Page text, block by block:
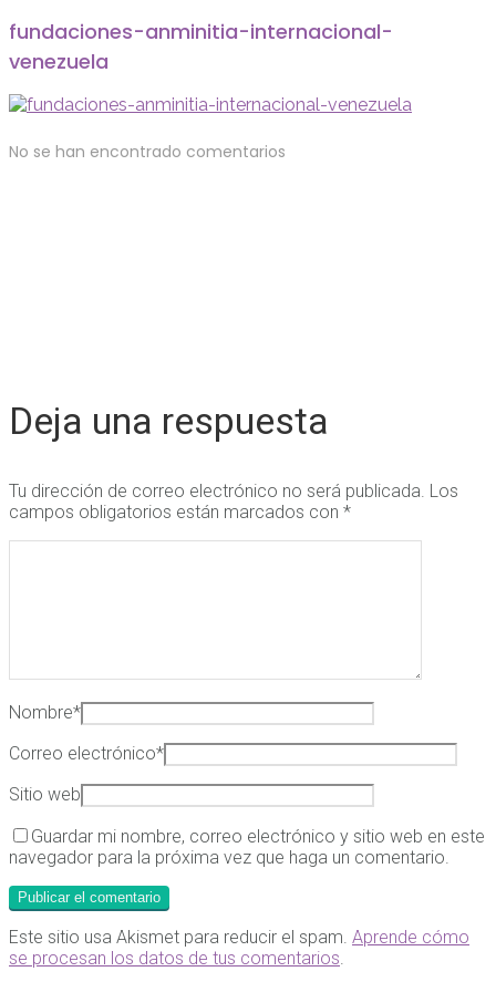
fundaciones-anminitia-internacional-
venezuela
No se han encontrado comentarios
Deja una respuesta
Tu dirección de correo electrónico no será publicada. Los
campos obligatorios están marcados con *
Nombre*
Correo electrónico*
Sitio web
Guardar mi nombre, correo electrónico y sitio web en este
navegador para la próxima vez que haga un comentario.
Este sitio usa Akismet para reducir el spam. Aprende cómo
se procesan los datos de tus comentarios